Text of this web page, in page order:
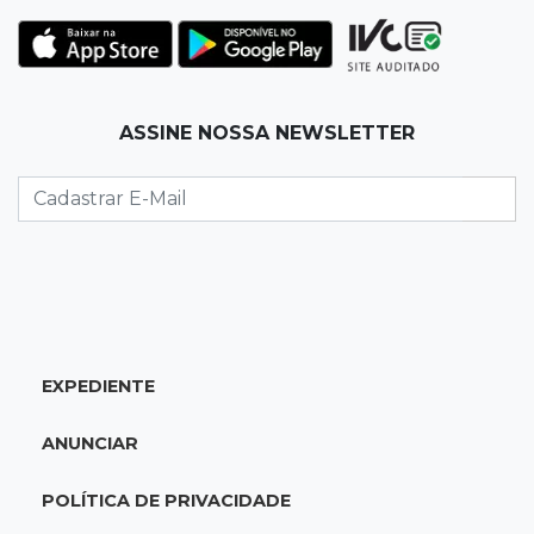
13:25 Nova Ala
Hospital de Câncer inaugura 20 leitos de UTI e
Recém-nascida desaparecida foi entregue
para pagar dívida do pai com facção
Profissionais da Educação: aqueles que fazem
ASSINE NOSSA NEWSLETTER
EXPEDIENTE
ANUNCIAR
POLÍTICA DE PRIVACIDADE